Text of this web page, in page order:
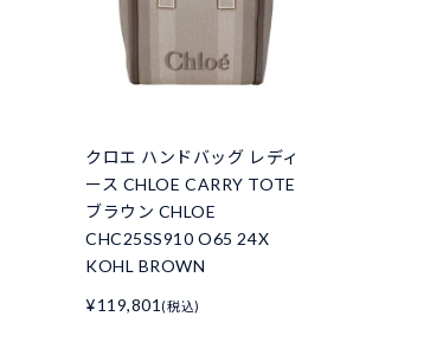
クロエ ハンドバッグ レディ
ース CHLOE CARRY TOTE
ブラウン CHLOE
CHC25SS910 O65 24X
KOHL BROWN
¥119,801 (税込)